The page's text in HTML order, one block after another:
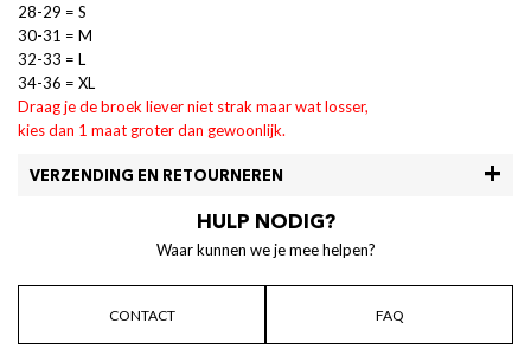
28-29 = S
30-31 = M
32-33 = L
34-36 = XL
Draag je de broek liever niet strak maar wat losser,
kies dan 1 maat groter dan gewoonlijk.
VERZENDING EN RETOURNEREN
HULP NODIG?
Waar kunnen we je mee helpen?
CONTACT FAQ